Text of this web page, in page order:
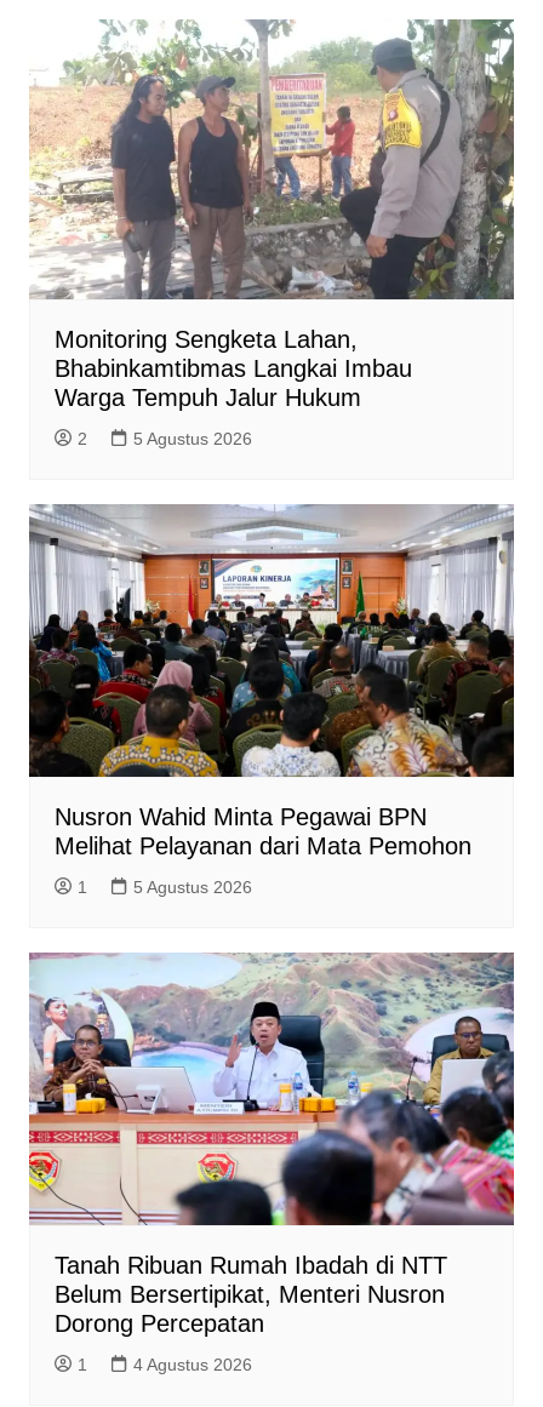
Monitoring Sengketa Lahan,
Bhabinkamtibmas Langkai Imbau
Warga Tempuh Jalur Hukum
2 5 Agustus 2026
Nusron Wahid Minta Pegawai BPN
Melihat Pelayanan dari Mata Pemohon
1 5 Agustus 2026
Tanah Ribuan Rumah Ibadah di NTT
Belum Bersertipikat, Menteri Nusron
Dorong Percepatan
1 4 Agustus 2026